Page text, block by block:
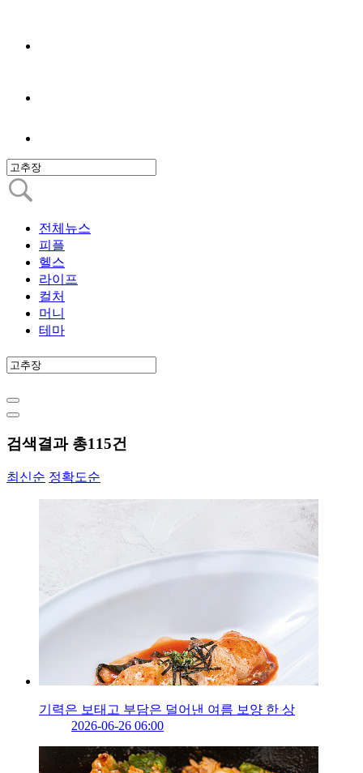
전체뉴스
피플
헬스
라이프
컬처
머니
테마
검색결과 총115건
최신순 정확도순
기력은 보태고 부담은 덜어낸 여름 보양 한 상
2026-06-26 06:00